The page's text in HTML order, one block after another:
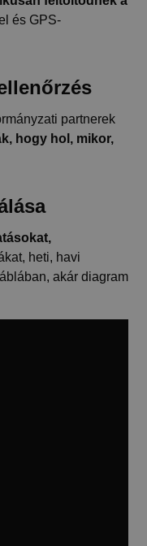
és GPS-
partnerek
hogy hol, mikor,
heti, havi
akár diagram